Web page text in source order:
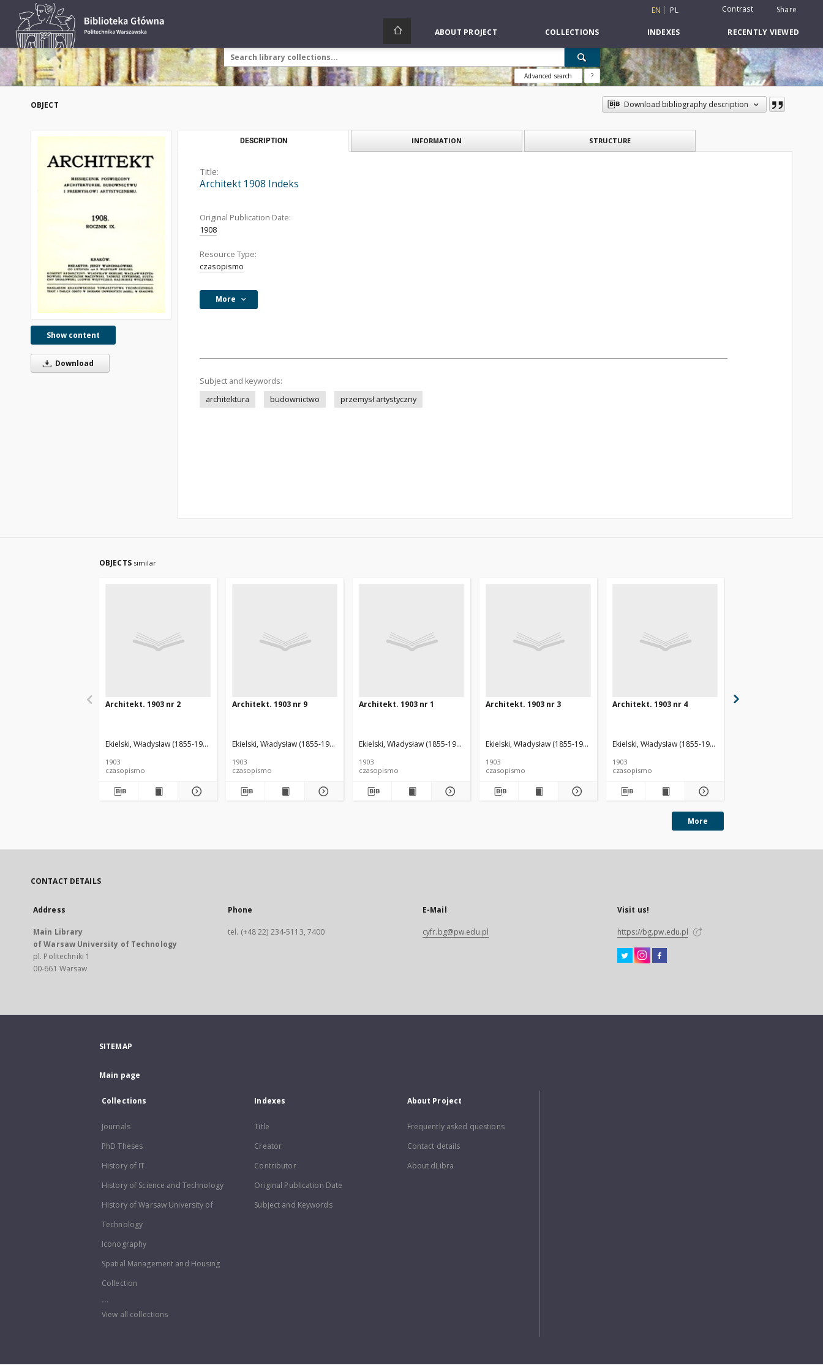
EN PL Contrast Share
ABOUT PROJECT COLLECTIONS INDEXES RECENTLY VIEWED
Advanced search ?
OBJECT Download bibliography description
Show content
Download
DESCRIPTION INFORMATION STRUCTURE
Title:
Architekt 1908 Indeks
Original Publication Date:
1908
Resource Type:
czasopismo
More
Subject and keywords:
architektura
budownictwo przemysł artystyczny
OBJECTS similar
Architekt. 1903 nr 2
Ekielski, Władysław (1855-1927). Red.
1903
czasopismo
Architekt. 1903 nr 9
Ekielski, Władysław (1855-1927). Red.
1903
czasopismo
Architekt. 1903 nr 1
Ekielski, Władysław (1855-1927). Red.
1903
czasopismo
Architekt. 1903 nr 3
Ekielski, Władysław (1855-1927). Red.
1903
czasopismo
Architekt. 1903 nr 4
Ekielski, Władysław (1855-1927). Red.
1903
czasopismo
More
CONTACT DETAILS
Address
Main Library
of Warsaw University of Technology
pl. Politechniki 1
00-661 Warsaw
Phone
tel. (+48 22) 234-5113, 7400
E-Mail
cyfr.bg@pw.edu.pl
Visit us!
https://bg.pw.edu.pl
SITEMAP
Main page
Collections
Journals
PhD Theses
History of IT
History of Science and Technology
History of Warsaw University of
Technology
Iconography
Spatial Management and Housing
Collection
...
View all collections
Indexes
Title
Creator
Contributor
Original Publication Date
Subject and Keywords
About Project
Frequently asked questions
Contact details
About dLibra